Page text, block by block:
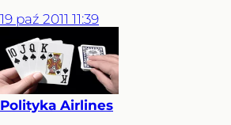
19 paź 2011 11:39
Polityka Airlines